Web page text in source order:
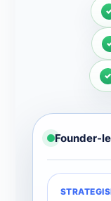
Founder-